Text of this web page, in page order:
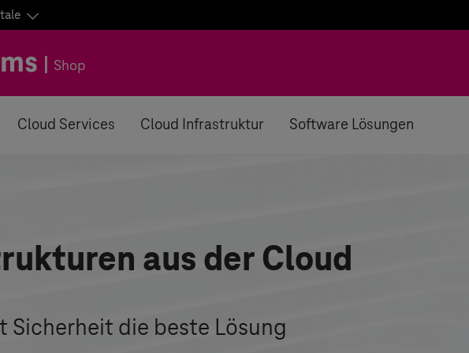
Shop
Cloud Services Cloud Infrastruktur Software Lösungen
aus der Cloud
Sicherheit die beste Lösung